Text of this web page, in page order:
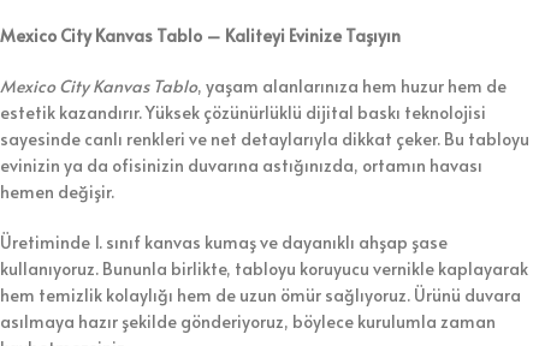
Mexico City Kanvas Tablo – Kaliteyi Evinize Taşıyın
Mexico City Kanvas Tablo, yaşam alanlarınıza hem huzur hem de
estetik kazandırır. Yüksek çözünürlüklü dijital baskı teknolojisi
sayesinde canlı renkleri ve net detaylarıyla dikkat çeker. Bu tabloyu
evinizin ya da ofisinizin duvarına astığınızda, ortamın havası
hemen değişir.
Üretiminde 1. sınıf kanvas kumaş ve dayanıklı ahşap şase
kullanıyoruz. Bununla birlikte, tabloyu koruyucu vernikle kaplayarak
hem temizlik kolaylığı hem de uzun ömür sağlıyoruz. Ürünü duvara
asılmaya hazır şekilde gönderiyoruz, böylece kurulumla zaman